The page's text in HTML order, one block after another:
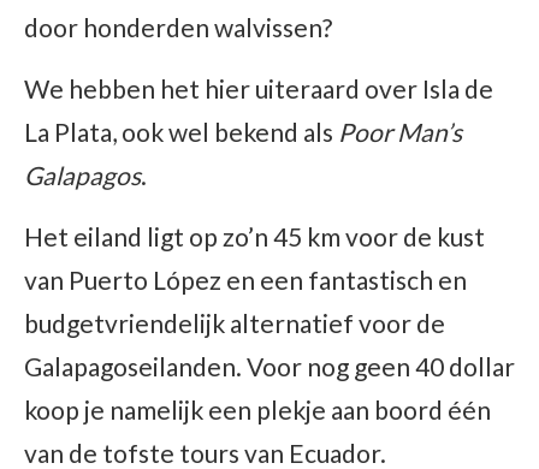
door honderden walvissen?
We hebben het hier uiteraard over Isla de
La Plata, ook wel bekend als Poor Man’s
Galapagos.
Het eiland ligt op zo’n 45 km voor de kust
van Puerto López en een fantastisch en
budgetvriendelijk alternatief voor de
Galapagoseilanden. Voor nog geen 40 dollar
koop je namelijk een plekje aan boord één
van de tofste tours van Ecuador.